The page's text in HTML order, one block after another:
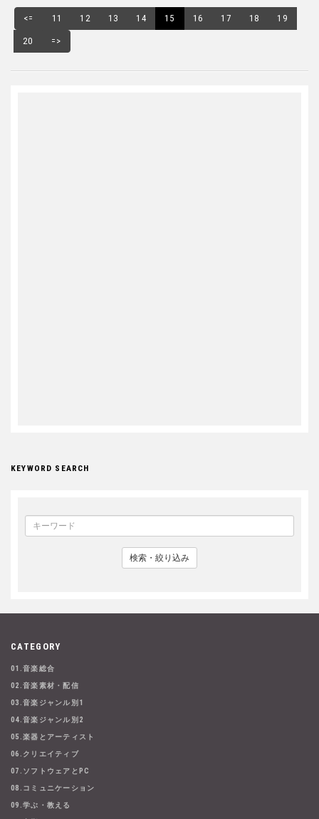
<= 11 12 13 14 15 16 17 18 19
20 =>
KEYWORD SEARCH
検索・絞り込み
CATEGORY
01.音楽総合
02.音楽素材・配信
03.音楽ジャンル別1
04.音楽ジャンル別2
05.楽器とアーティスト
06.クリエイティブ
07.ソフトウェアとPC
08.コミュニケーション
09.学ぶ・教える